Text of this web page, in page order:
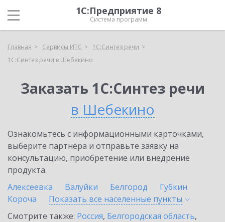
1С:Предприятие 8
Система программ
Главная Сервисы ИТС
1С:Синтез речи
1С:Синтез речи в Шебекино
Заказать 1С:Синтез речи
в Шебекино
Ознакомьтесь с информационными карточками,
выберите партнёра и отправьте заявку на
консультацию, приобретение или внедрение
продукта.
Алексеевка
Валуйки Белгород
Губкин
Короча
Показать все населенные пункты
Смотрите также: Россия, Белгородская область,